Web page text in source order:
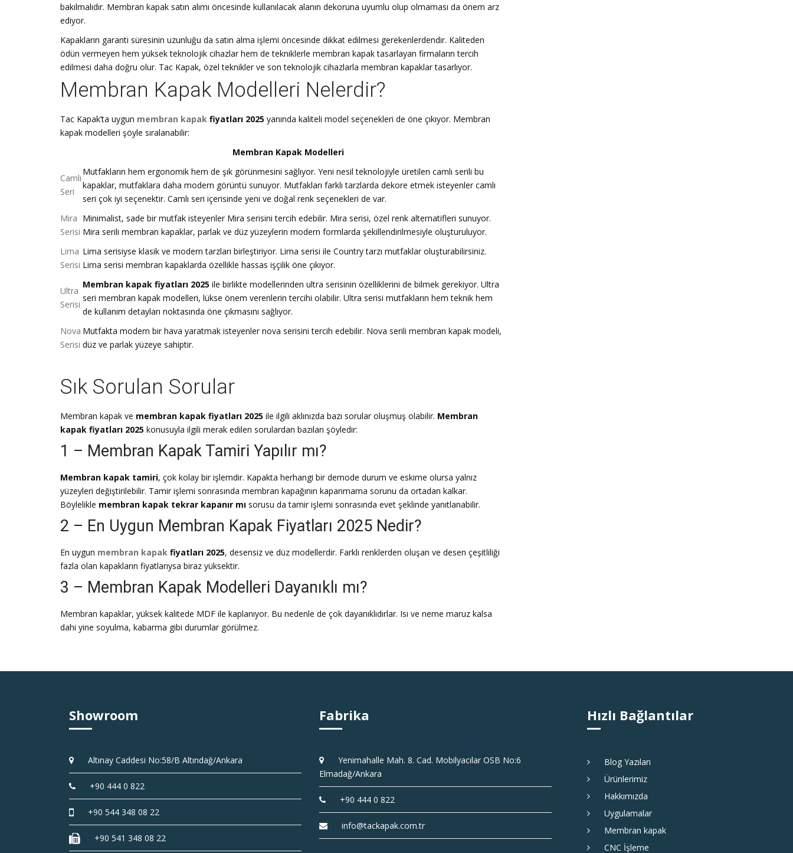
bakılmalıdır. Membran kapak satın alımı öncesinde kullanılacak alanın dekoruna uyumlu olup olmaması da önem arz
ediyor.
Kapakların garanti süresinin uzunluğu da satın alma işlemi öncesinde dikkat edilmesi gerekenlerdendir. Kaliteden
ödün vermeyen hem yüksek teknolojik cihazlar hem de tekniklerle membran kapak tasarlayan firmaların tercih
edilmesi daha doğru olur. Tac Kapak, özel teknikler ve son teknolojik cihazlarla membran kapaklar tasarlıyor.
Membran Kapak Modelleri Nelerdir?
Tac Kapak’ta uygun membran kapak fiyatları 2025 yanında kaliteli model seçenekleri de öne çıkıyor. Membran
kapak modelleri şöyle sıralanabilir:
Membran Kapak Modelleri
Camlı
Seri
Mutfakların hem ergonomik hem de şık görünmesini sağlıyor. Yeni nesil teknolojiyle üretilen camlı serili bu
kapaklar, mutfaklara daha modern görüntü sunuyor. Mutfakları farklı tarzlarda dekore etmek isteyenler camlı
seri çok iyi seçenektir. Camlı seri içerisinde yeni ve doğal renk seçenekleri de var.
Mira
Serisi
Minimalist, sade bir mutfak isteyenler Mira serisini tercih edebilir. Mira serisi, özel renk alternatifleri sunuyor.
Mira serili membran kapaklar, parlak ve düz yüzeylerin modern formlarda şekillendirilmesiyle oluşturuluyor.
Lima
Serisi
Lima serisiyse klasik ve modern tarzları birleştiriyor. Lima serisi ile Country tarzı mutfaklar oluşturabilirsiniz.
Lima serisi membran kapaklarda özellikle hassas işçilik öne çıkıyor.
Ultra
Serisi
Membran kapak fiyatları 2025 ile birlikte modellerinden ultra serisinin özelliklerini de bilmek gerekiyor. Ultra
seri membran kapak modelleri, lükse önem verenlerin tercihi olabilir. Ultra serisi mutfakların hem teknik hem
de kullanım detayları noktasında öne çıkmasını sağlıyor.
Nova
Serisi
Mutfakta modern bir hava yaratmak isteyenler nova serisini tercih edebilir. Nova serili membran kapak modeli,
düz ve parlak yüzeye sahiptir.
Sık Sorulan Sorular
Membran kapak ve membran kapak fiyatları 2025 ile ilgili aklınızda bazı sorular oluşmuş olabilir. Membran
kapak fiyatları 2025 konusuyla ilgili merak edilen sorulardan bazıları şöyledir:
1 – Membran Kapak Tamiri Yapılır mı?
Membran kapak tamiri, çok kolay bir işlemdir. Kapakta herhangi bir demode durum ve eskime olursa yalnız
yüzeyleri değiştirilebilir. Tamir işlemi sonrasında membran kapağının kapanmama sorunu da ortadan kalkar.
Böylelikle membran kapak tekrar kapanır mı sorusu da tamir işlemi sonrasında evet şeklinde yanıtlanabilir.
2 – En Uygun Membran Kapak Fiyatları 2025 Nedir?
En uygun membran kapak fiyatları 2025, desensiz ve düz modellerdir. Farklı renklerden oluşan ve desen çeşitliliği
fazla olan kapakların fiyatlarıysa biraz yüksektir.
3 – Membran Kapak Modelleri Dayanıklı mı?
Membran kapaklar, yüksek kalitede MDF ile kaplanıyor. Bu nedenle de çok dayanıklıdırlar. Isı ve neme maruz kalsa
dahi yine soyulma, kabarma gibi durumlar görülmez.
Showroom
Altınay Caddesi No:58/B Altındağ/Ankara
+90 444 0 822
+90 544 348 08 22
+90 541 348 08 22
Fabrika
Yenimahalle Mah. 8. Cad. Mobilyacılar OSB No:6
Elmadağ/Ankara
+90 444 0 822
info@tackapak.com.tr
Hızlı Bağlantılar
Blog Yazıları
Ürünlerimiz
Hakkımızda
Uygulamalar
Membran kapak
CNC İşleme